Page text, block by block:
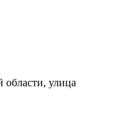
улица